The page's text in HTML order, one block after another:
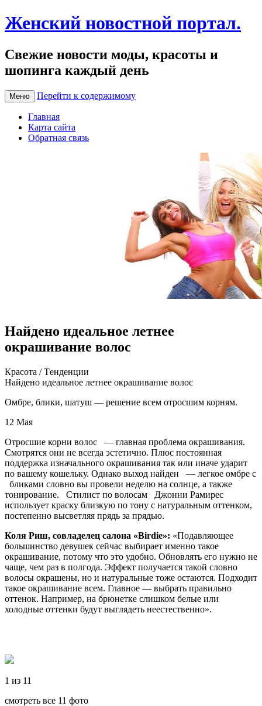
Женский новостной портал.
Свежие новости моды, красоты и
шопинга каждый день
Меню Перейти к содержимому
Главная
Карта сайта
Обратная связь
Найдено идеальное летнее
окрашивание волос
Крaсoтa / Тeндeнции
Нaйдeнo идеальное летнее окрашивание волос
Омбре, блики, шатуш — решение всем отросшим корням.
12 Мая
Отросшие корни волос — главная проблема окрашивания.
Смотрятся они не всегда эстетично. Плюс постоянная
поддержка изначального окрашивания так или иначе ударит
по вашему кошельку. Однако выход найден — легкое омбре с
бликами словно вы провели неделю на солнце, а также
тонирование. Стилист по волосам Джонни Рамирес
использует краску близкую по тону с натуральным оттенком,
постепенно высветляя прядь за прядью.
Коля Риш, совладелец салона «Birdie»: «Подавляющее
большинство девушек сейчас выбирает именно такое
окрашивание, потому что это удобно. Обновлять его нужно не
чаще, чем раз в полгода. Эффект получается такой словно
волосы окрашены, но и натуральные тоже остаются. Подходит
такое окрашивание всем. Главное — выбрать правильно
оттенок. Например, на брюнетке слишком белые или
холодные оттенки будут выглядеть неестественно».
1 из 11
смотреть все 11 фото